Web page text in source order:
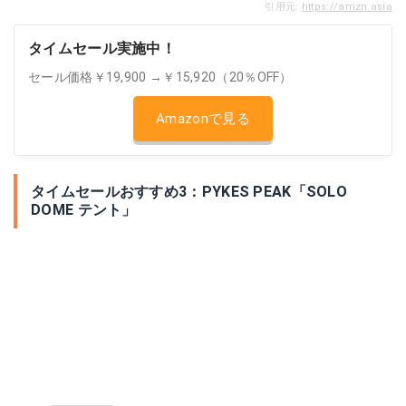
引用元: https://amzn.asia
タイムセール実施中！
セール価格￥19,900 →￥15,920（20％OFF）
Amazonで見る
タイムセールおすすめ3：PYKES PEAK「SOLO
DOME テント」